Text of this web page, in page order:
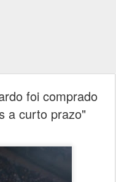
foi comprado
a curto prazo"